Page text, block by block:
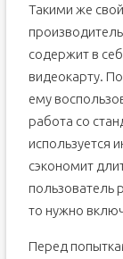
Такими же
содержит в
видеокарту.
ему
работа со
используется
сэкономит
пользователь
то нужно
Перед